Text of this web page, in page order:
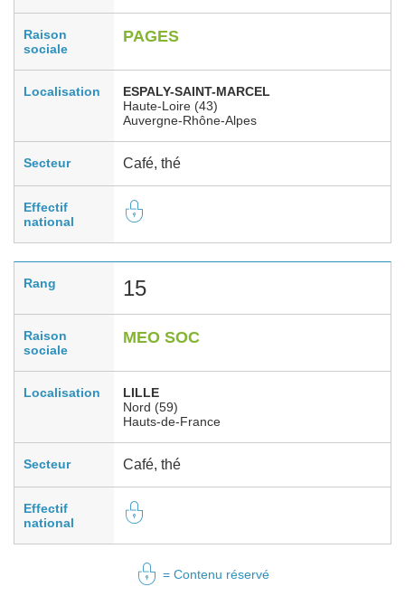
Raison
sociale
PAGES
Localisation
ESPALY-SAINT-MARCEL
Haute-Loire (43)
Auvergne-Rhône-Alpes
Secteur Café, thé
Effectif
national
Rang 15
Raison
sociale
MEO SOC
Localisation
LILLE
Nord (59)
Hauts-de-France
Secteur Café, thé
Effectif
national
= Contenu réservé